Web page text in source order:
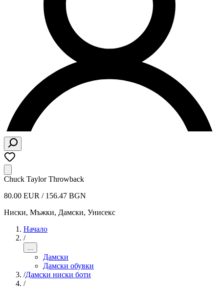
Chuck Taylor Throwback
80.00 EUR / 156.47 BGN
Ниски, Мъжки, Дамски, Унисекс
Начало
/
...
Дамски
Дамски обувки
/Дамски ниски боти
/